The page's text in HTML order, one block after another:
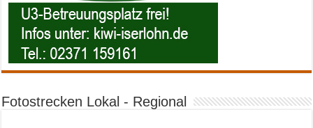
Fotostrecken Lokal - Regional